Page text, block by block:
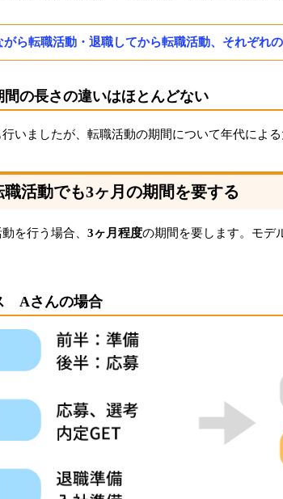
がら転職活動・退職してから転職活動、それぞれ
間の長さの違いはほとんどない
いましたが、転職活動の期間について年代によ
活動でも3ヶ月の期間を要する
を行う場合、 3ヶ月程度の期間を要します。モデ
Aさんの場合